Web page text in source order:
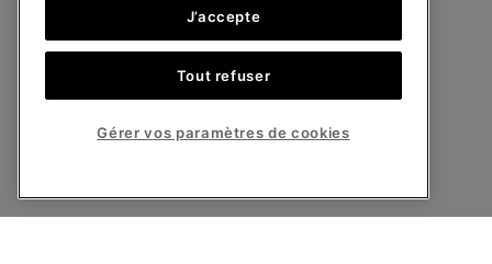
France
SOREL. Tous droits réservés.
Conditions
J’accepte
Tout refuser
Gérer vos paramètres de cookies